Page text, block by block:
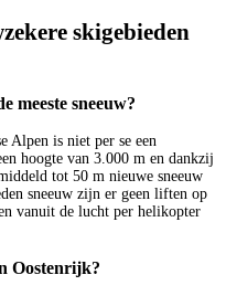
skigebieden
meeste sneeuw?
Alpen is niet per se een
hoogte van 3.000 m en dankzij
tot 50 m nieuwe sneeuw
sneeuw zijn er geen liften op
vanuit de lucht per helikopter
Oostenrijk?